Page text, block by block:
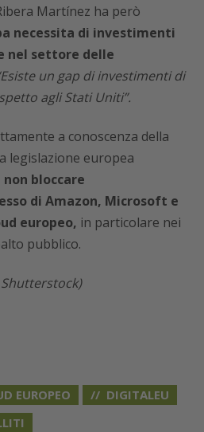
Martínez ha però
necessita di investimenti
nel settore delle
un gap di investimenti di
agli Stati Uniti”.
a conoscenza della
legislazione europea
bloccare
di Amazon, Microsoft e
europeo, in particolare nei
pubblico.
EUROPEO
DIGITALEU